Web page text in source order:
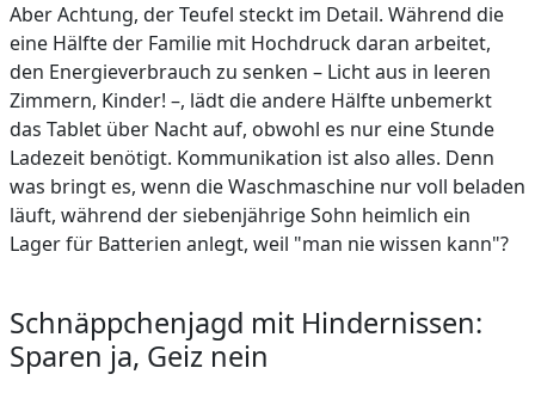
Aber Achtung, der Teufel steckt im Detail. Während die
eine Hälfte der Familie mit Hochdruck daran arbeitet,
den Energieverbrauch zu senken – Licht aus in leeren
Zimmern, Kinder! –, lädt die andere Hälfte unbemerkt
das Tablet über Nacht auf, obwohl es nur eine Stunde
Ladezeit benötigt. Kommunikation ist also alles. Denn
was bringt es, wenn die Waschmaschine nur voll beladen
läuft, während der siebenjährige Sohn heimlich ein
Lager für Batterien anlegt, weil "man nie wissen kann"?
Schnäppchenjagd mit Hindernissen:
Sparen ja, Geiz nein